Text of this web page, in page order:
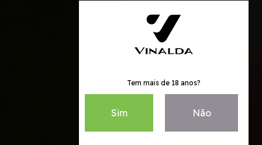
Tem mais de 18 anos?
Sim Não